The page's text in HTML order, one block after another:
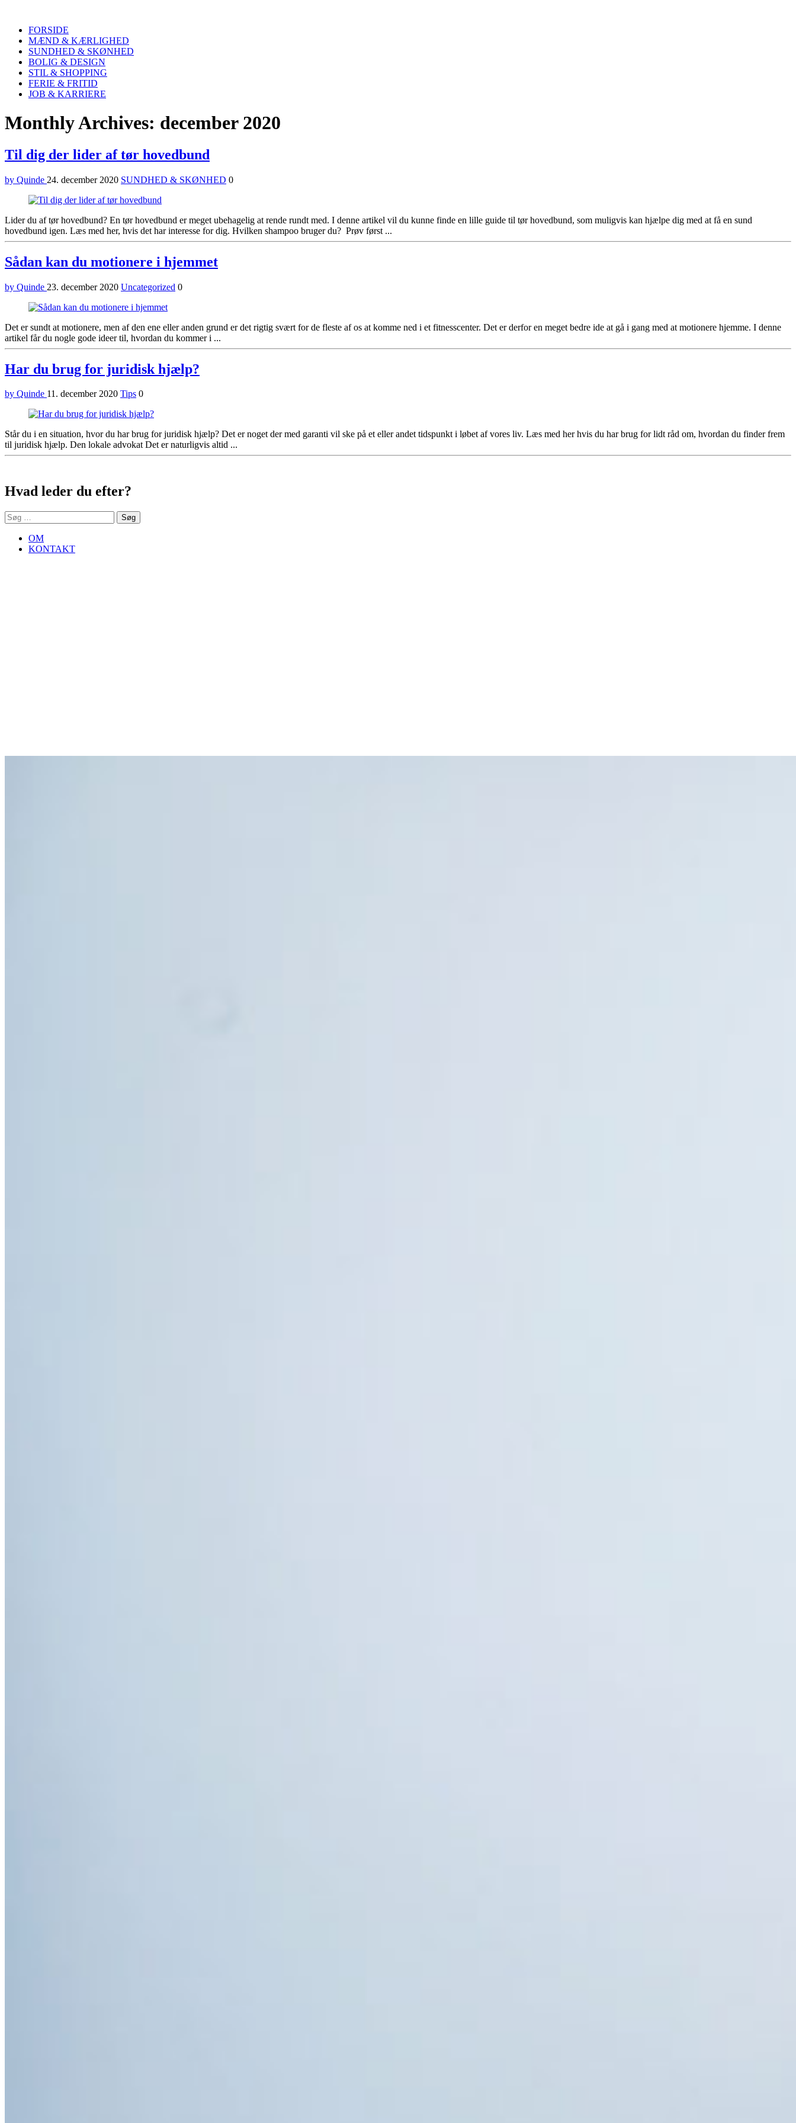
FORSIDE
MÆND & KÆRLIGHED
SUNDHED & SKØNHED
BOLIG & DESIGN
STIL & SHOPPING
FERIE & FRITID
JOB & KARRIERE
Monthly Archives: december 2020
Til dig der lider af tør hovedbund
by Quinde 24. december 2020 SUNDHED & SKØNHED 0
Lider du af tør hovedbund? En tør hovedbund er meget ubehagelig at rende rundt med. I denne artikel vil du kunne finde en lille guide til tør hovedbund, som muligvis kan hjælpe dig med at få en sund
hovedbund igen. Læs med her, hvis det har interesse for dig. Hvilken shampoo bruger du? Prøv først ...
Sådan kan du motionere i hjemmet
by Quinde 23. december 2020 Uncategorized 0
Det er sundt at motionere, men af den ene eller anden grund er det rigtig svært for de fleste af os at komme ned i et fitnesscenter. Det er derfor en meget bedre ide at gå i gang med at motionere hjemme. I denne
artikel får du nogle gode ideer til, hvordan du kommer i ...
Har du brug for juridisk hjælp?
by Quinde 11. december 2020 Tips 0
Står du i en situation, hvor du har brug for juridisk hjælp? Det er noget der med garanti vil ske på et eller andet tidspunkt i løbet af vores liv. Læs med her hvis du har brug for lidt råd om, hvordan du finder frem
til juridisk hjælp. Den lokale advokat Det er naturligvis altid ...
Hvad leder du efter?
Søg
efter:
OM
KONTAKT